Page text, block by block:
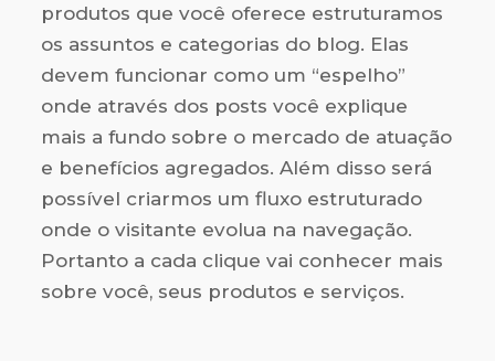
produtos que você oferece estruturamos
os assuntos e categorias do blog. Elas
devem funcionar como um “espelho”
onde através dos posts você explique
mais a fundo sobre o mercado de atuação
e benefícios agregados. Além disso será
possível criarmos um fluxo estruturado
onde o visitante evolua na navegação.
Portanto a cada clique vai conhecer mais
sobre você, seus produtos e serviços.